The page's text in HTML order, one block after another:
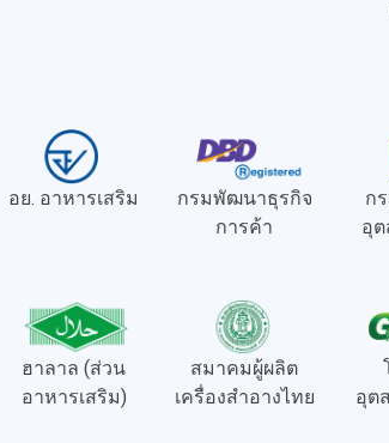
อย. อาหารเสริม
กรมพัฒนาธุรกิจ
การค้า
ก
อุ
ฮาลาล (ส่วน
อาหารเสริม)
สมาคมผู้ผลิต
เครื่องสำอางไทย
อุต